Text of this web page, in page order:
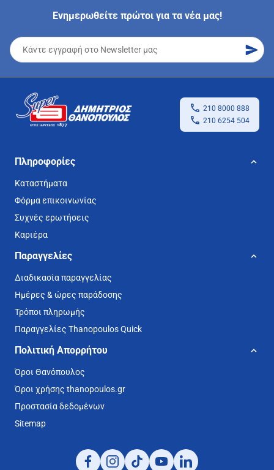
Ενημερωθείτε πρώτοι για τα νέα μας!
210 8000 888
210 6254 504
Πληροφορίες
Καταστήματα
Φόρμα επικοινωνίας
Συχνές ερωτήσεις
Καριέρα
Παραγγελίες
Διαδικασία παραγγελίας
Ημέρες & ώρες παράδοσης
Τρόποι πληρωμής
Παραγγελίες Thanopoulos Quick
Πολιτική Απορρήτου
Όροι Θανόπουλος
Όροι χρήσης thanopoulos.gr
Προστασία δεδομένων
Sitemap